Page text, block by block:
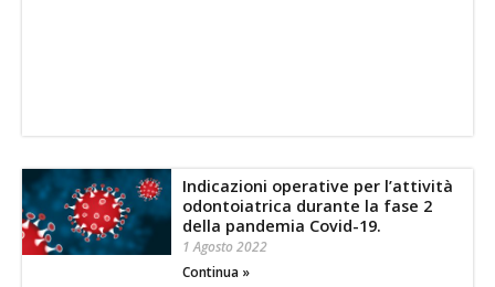
Indicazioni operative per l’attività
odontoiatrica durante la fase 2
della pandemia Covid-19.
1 Agosto 2022
Continua »